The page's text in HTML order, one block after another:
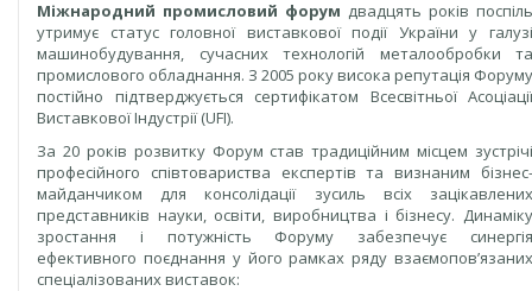
Міжнародний промисловий форум двадцять років поспіль
утримує статус головної виставкової події України у галузі
машинобудування, сучасних технологій металообробки та
промислового обладнання. З 2005 року висока репутація Форуму
постійно підтверджується сертифікатом Всесвітньої Асоціації
Виставкової Індустрії (UFI).
За 20 років розвитку Форум став традиційним місцем зустрічі
професійного співтовариства експертів та визнаним бізнес-
майданчиком для консолідації зусиль всіх зацікавлених
представників науки, освіти, виробництва і бізнесу. Динаміку
зростання і потужність Форуму забезпечує синергія
ефективного поєднання у його рамках ряду взаємопов’язаних
спеціалізованих виставок: